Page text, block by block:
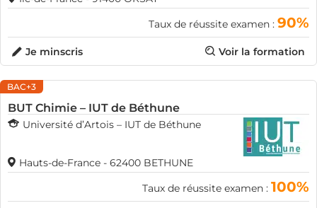
Taux de réussite examen : 90%
Voir la formation
Je minscris
BAC+3
BUT Chimie – IUT de Béthune
Université d’Artois – IUT de Béthune
Hauts-de-France - 62400 BETHUNE
Taux de réussite examen : 100%